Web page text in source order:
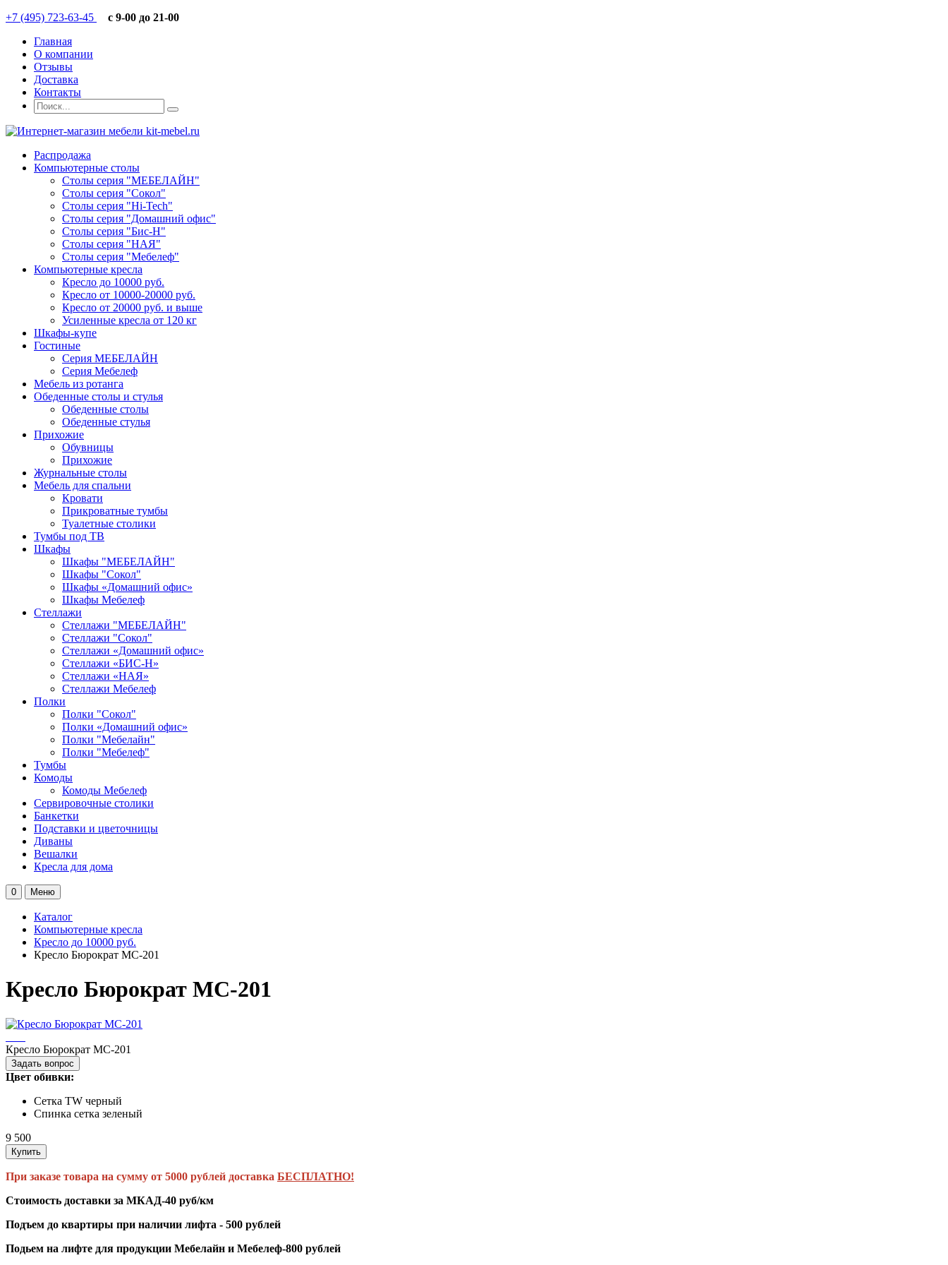
+7 (495) 723-63-45
c 9-00 до 21-00
Главная
О компании
Отзывы
Доставка
Контакты
Распродажа
Компьютерные столы
Столы серия "МЕБЕЛАЙН"
Столы серия "Сокол"
Столы серия "Hi-Tech"
Столы серия "Домашний офис"
Столы серия "Бис-Н"
Столы серия "НАЯ"
Столы серия "Мебелеф"
Компьютерные кресла
Кресло до 10000 руб.
Кресло от 10000-20000 руб.
Кресло от 20000 руб. и выше
Усиленные кресла от 120 кг
Шкафы-купе
Гостиные
Серия МЕБЕЛАЙН
Серия Мебелеф
Мебель из ротанга
Обеденные столы и стулья
Обеденные столы
Обеденные стулья
Прихожие
Обувницы
Прихожие
Журнальные столы
Мебель для спальни
Кровати
Прикроватные тумбы
Туалетные столики
Тумбы под ТВ
Шкафы
Шкафы "МЕБЕЛАЙН"
Шкафы "Сокол"
Шкафы «Домашний офис»
Шкафы Мебелеф
Стеллажи
Стеллажи "МЕБЕЛАЙН"
Стеллажи "Сокол"
Стеллажи «Домашний офис»
Стеллажи «БИС-Н»
Стеллажи «НАЯ»
Стеллажи Мебелеф
Полки
Полки "Сокол"
Полки «Домашний офис»
Полки "Мебелайн"
Полки "Мебелеф"
Тумбы
Комоды
Комоды Мебелеф
Сервировочные столики
Банкетки
Подставки и цветочницы
Диваны
Вешалки
Кресла для дома
0 Меню
Каталог
Компьютерные кресла
Кресло до 10000 руб.
Кресло Бюрократ MC-201
Кресло Бюрократ MC-201
Кресло Бюрократ MC-201
Задать вопрос
Цвет обивки:
Сетка TW черный
Спинка сетка зеленый
9 500
Купить
При заказе товара на сумму от 5000 рублей доставка БЕСПЛАТНО!
Стоимость доставки за МКАД-40 руб/км
Подъем до квартиры при наличии лифта - 500 рублей
Подьем на лифте для продукции Мебелайн и Мебелеф-800 рублей